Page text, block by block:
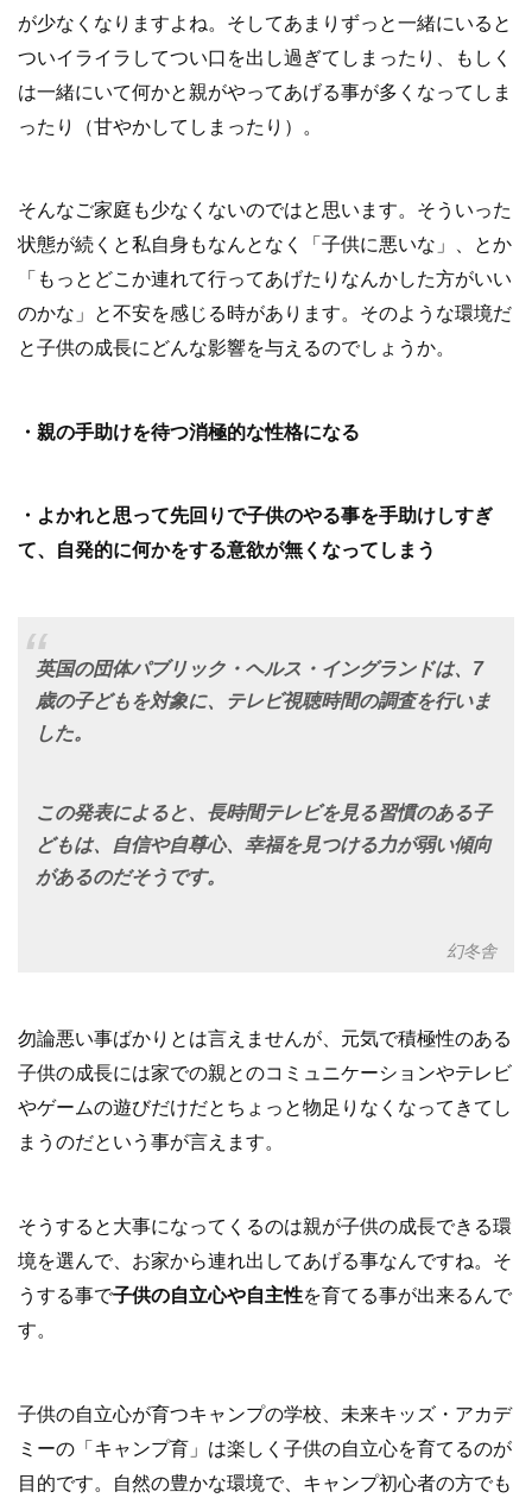
が少なくなりますよね。そしてあまりずっと一緒にいると
ついイライラしてつい口を出し過ぎてしまったり、もしく
は一緒にいて何かと親がやってあげる事が多くなってしま
ったり（甘やかしてしまったり）。
そんなご家庭も少なくないのではと思います。そういった
状態が続くと私自身もなんとなく「子供に悪いな」、とか
「もっとどこか連れて行ってあげたりなんかした方がいい
のかな」と不安を感じる時があります。そのような環境だ
と子供の成長にどんな影響を与えるのでしょうか。
・親の手助けを待つ消極的な性格になる
・よかれと思って先回りで子供のやる事を手助けしすぎ
て、自発的に何かをする意欲が無くなってしまう
英国の団体パブリック・ヘルス・イングランドは、7
歳の子どもを対象に、テレビ視聴時間の調査を行いま
した。
この発表によると、長時間テレビを見る習慣のある子
どもは、自信や自尊心、幸福を見つける力が弱い傾向
があるのだそうです。
幻冬舎
勿論悪い事ばかりとは言えませんが、元気で積極性のある
子供の成長には家での親とのコミュニケーションやテレビ
やゲームの遊びだけだとちょっと物足りなくなってきてし
まうのだという事が言えます。
そうすると大事になってくるのは親が子供の成長できる環
境を選んで、お家から連れ出してあげる事なんですね。そ
うする事で子供の自立心や自主性を育てる事が出来るんで
す。
子供の自立心が育つキャンプの学校、未来キッズ・アカデ
ミーの「キャンプ育」は楽しく子供の自立心を育てるのが
目的です。自然の豊かな環境で、キャンプ初心者の方でも